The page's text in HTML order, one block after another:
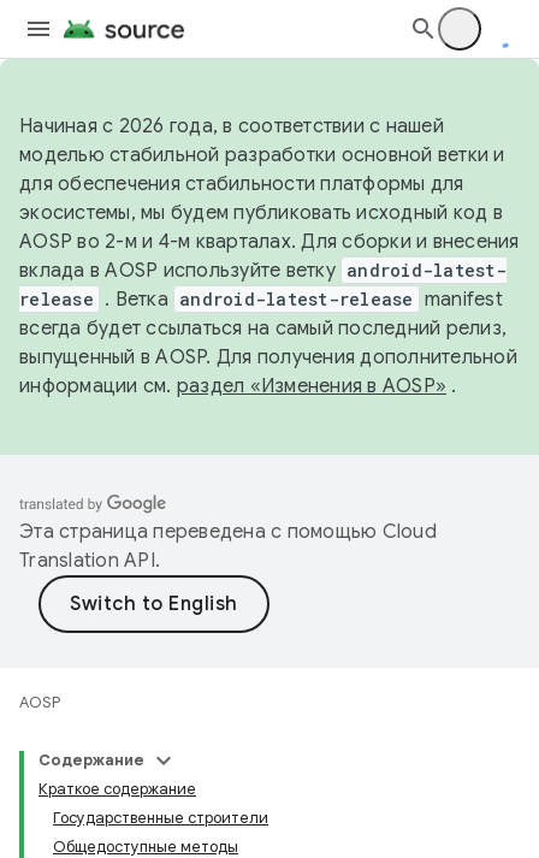
Начиная с 2026 года, в соответствии с нашей
моделью стабильной разработки основной ветки и
для обеспечения стабильности платформы для
экосистемы, мы будем публиковать исходный код в
AOSP во 2-м и 4-м кварталах. Для сборки и внесения
вклада в AOSP используйте ветку android-latest-
release . Ветка android-latest-release manifest
всегда будет ссылаться на самый последний релиз,
выпущенный в AOSP. Для получения дополнительной
информации см. раздел «Изменения в AOSP» .
Эта страница переведена с помощью Cloud
Translation API.
AOSP
Содержание
Краткое содержание
Государственные строители
Общедоступные методы